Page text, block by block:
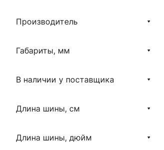
Производитель
Габариты, мм
В наличии у поставщика
Длина шины, см
Длина шины, дюйм